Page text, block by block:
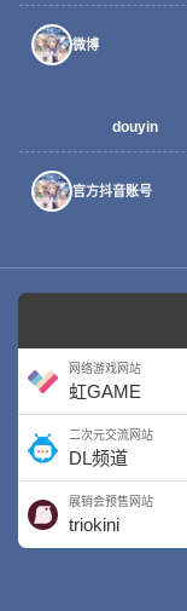
微博
douyin
官方抖音账号
网络游戏网站
虹GAME
二次元交流网站
DL频道
展销会预售网站
triokini